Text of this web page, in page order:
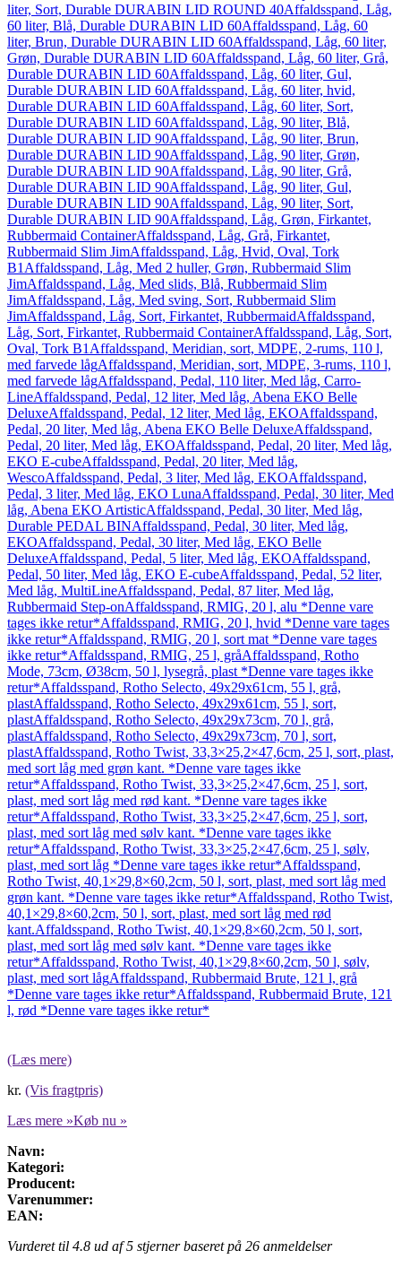
liter, Sort, Durable DURABIN LID ROUND 40Affaldsspand, Låg,
60 liter, Blå, Durable DURABIN LID 60Affaldsspand, Låg, 60
liter, Brun, Durable DURABIN LID 60Affaldsspand, Låg, 60 liter,
Grøn, Durable DURABIN LID 60Affaldsspand, Låg, 60 liter, Grå,
Durable DURABIN LID 60Affaldsspand, Låg, 60 liter, Gul,
Durable DURABIN LID 60Affaldsspand, Låg, 60 liter, hvid,
Durable DURABIN LID 60Affaldsspand, Låg, 60 liter, Sort,
Durable DURABIN LID 60Affaldsspand, Låg, 90 liter, Blå,
Durable DURABIN LID 90Affaldsspand, Låg, 90 liter, Brun,
Durable DURABIN LID 90Affaldsspand, Låg, 90 liter, Grøn,
Durable DURABIN LID 90Affaldsspand, Låg, 90 liter, Grå,
Durable DURABIN LID 90Affaldsspand, Låg, 90 liter, Gul,
Durable DURABIN LID 90Affaldsspand, Låg, 90 liter, Sort,
Durable DURABIN LID 90Affaldsspand, Låg, Grøn, Firkantet,
Rubbermaid ContainerAffaldsspand, Låg, Grå, Firkantet,
Rubbermaid Slim JimAffaldsspand, Låg, Hvid, Oval, Tork
B1 Affaldsspand, Låg, Med 2 huller, Grøn, Rubbermaid Slim
JimAffaldsspand, Låg, Med slids, Blå, Rubbermaid Slim
JimAffaldsspand, Låg, Med sving, Sort, Rubbermaid Slim
JimAffaldsspand, Låg, Sort, Firkantet, RubbermaidAffaldsspand,
Låg, Sort, Firkantet, Rubbermaid ContainerAffaldsspand, Låg, Sort,
Oval, Tork B1 Affaldsspand, Meridian, sort, MDPE, 2-rums, 110 l,
med farvede lågAffaldsspand, Meridian, sort, MDPE, 3-rums, 110 l,
med farvede lågAffaldsspand, Pedal, 110 liter, Med låg, Carro-
LineAffaldsspand, Pedal, 12 liter, Med låg, Abena EKO Belle
DeluxeAffaldsspand, Pedal, 12 liter, Med låg, EKOAffaldsspand,
Pedal, 20 liter, Med låg, Abena EKO Belle DeluxeAffaldsspand,
Pedal, 20 liter, Med låg, EKOAffaldsspand, Pedal, 20 liter, Med låg,
EKO E-cubeAffaldsspand, Pedal, 20 liter, Med låg,
WescoAffaldsspand, Pedal, 3 liter, Med låg, EKOAffaldsspand,
Pedal, 3 liter, Med låg, EKO LunaAffaldsspand, Pedal, 30 liter, Med
låg, Abena EKO ArtisticAffaldsspand, Pedal, 30 liter, Med låg,
Durable PEDAL BINAffaldsspand, Pedal, 30 liter, Med låg,
EKOAffaldsspand, Pedal, 30 liter, Med låg, EKO Belle
DeluxeAffaldsspand, Pedal, 5 liter, Med låg, EKOAffaldsspand,
Pedal, 50 liter, Med låg, EKO E-cubeAffaldsspand, Pedal, 52 liter,
Med låg, MultiLineAffaldsspand, Pedal, 87 liter, Med låg,
Rubbermaid Step-onAffaldsspand, RMIG, 20 l, alu *Denne vare
tages ikke retur*Affaldsspand, RMIG, 20 l, hvid *Denne vare tages
ikke retur*Affaldsspand, RMIG, 20 l, sort mat *Denne vare tages
ikke retur*Affaldsspand, RMIG, 25 l, gråAffaldsspand, Rotho
Mode, 73cm, Ø38cm, 50 l, lysegrå, plast *Denne vare tages ikke
retur*Affaldsspand, Rotho Selecto, 49x29x61cm, 55 l, grå,
plastAffaldsspand, Rotho Selecto, 49x29x61cm, 55 l, sort,
plastAffaldsspand, Rotho Selecto, 49x29x73cm, 70 l, grå,
plastAffaldsspand, Rotho Selecto, 49x29x73cm, 70 l, sort,
plastAffaldsspand, Rotho Twist, 33,3×25,2×47,6cm, 25 l, sort, plast,
med sort låg med grøn kant. *Denne vare tages ikke
retur*Affaldsspand, Rotho Twist, 33,3×25,2×47,6cm, 25 l, sort,
plast, med sort låg med rød kant. *Denne vare tages ikke
retur*Affaldsspand, Rotho Twist, 33,3×25,2×47,6cm, 25 l, sort,
plast, med sort låg med sølv kant. *Denne vare tages ikke
retur*Affaldsspand, Rotho Twist, 33,3×25,2×47,6cm, 25 l, sølv,
plast, med sort låg *Denne vare tages ikke retur*Affaldsspand,
Rotho Twist, 40,1×29,8×60,2cm, 50 l, sort, plast, med sort låg med
grøn kant. *Denne vare tages ikke retur*Affaldsspand, Rotho Twist,
40,1×29,8×60,2cm, 50 l, sort, plast, med sort låg med rød
kant.Affaldsspand, Rotho Twist, 40,1×29,8×60,2cm, 50 l, sort,
plast, med sort låg med sølv kant. *Denne vare tages ikke
retur*Affaldsspand, Rotho Twist, 40,1×29,8×60,2cm, 50 l, sølv,
plast, med sort lågAffaldsspand, Rubbermaid Brute, 121 l, grå
*Denne vare tages ikke retur*Affaldsspand, Rubbermaid Brute, 121
l, rød *Denne vare tages ikke retur*
(Læs mere)
kr. (Vis fragtpris)
Læs mere »Køb nu »
Navn:
Kategori:
Producent:
Varenummer:
EAN:
Vurderet til 4.8 ud af 5 stjerner baseret på 26 anmeldelser